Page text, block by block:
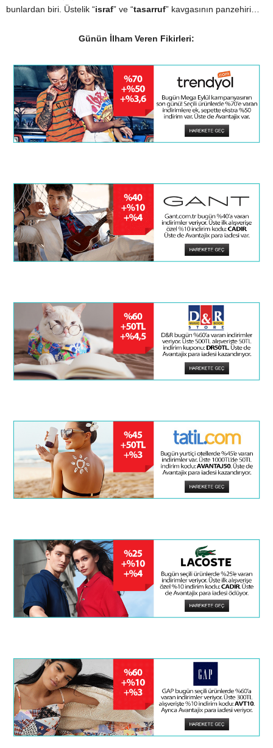
bunlardan biri. Üstelik “israf” ve “tasarruf” kavgasının panzehiri…
Günün İlham Veren Fikirleri: